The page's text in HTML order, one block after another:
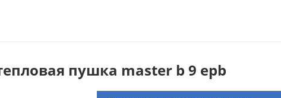
пушка master b 9 epb